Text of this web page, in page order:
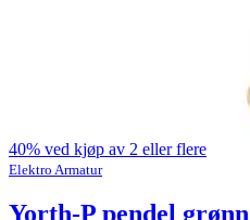
40% ved kjøp av 2 eller flere
Elektro Armatur
Yorth-P pendel grønn